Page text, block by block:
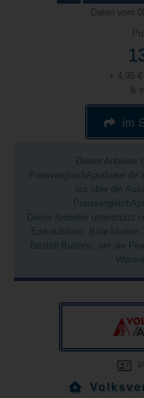
Daten vom
+ 4,95
&
im
Dieser Anbieter
PreisvergleichApotheke.de
nur über die
Dieser Anbieter unterstützt
Einkaufsliste. Bitte klicken
Bestell-Buttons, um die